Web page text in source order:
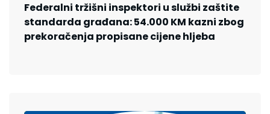
Federalni tržišni inspektori u službi zaštite
standarda građana: 54.000 KM kazni zbog
prekoračenja propisane cijene hljeba